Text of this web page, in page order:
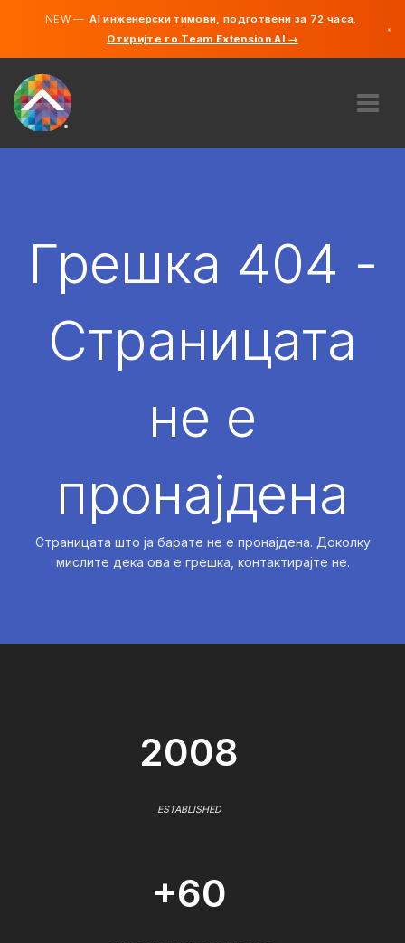
NEW —AI инженерски тимови, подготвени за 72 часа.
Откријте го Team Extension AI →
×
АНГАЖИРАЈ
Грешка 404 -
Страницата
не е
пронајдена
Страницата што ја барате не е пронајдена. Доколку
мислите дека ова е грешка, контактирајте не.
2008
ESTABLISHED
+60